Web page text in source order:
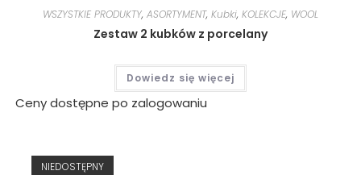
WSZYSTKIE PRODUKTY, ASORTYMENT, Kubki, KOLEKCJE, WOOL
Zestaw 2 kubków z porcelany
Dowiedz się więcej
Ceny dostępne po zalogowaniu
NIEDOSTĘPNY